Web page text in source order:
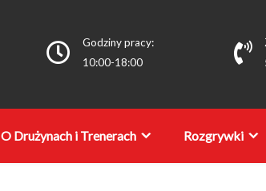
Godziny pracy:
10:00-18:00
O Drużynach i Trenerach Rozgrywki